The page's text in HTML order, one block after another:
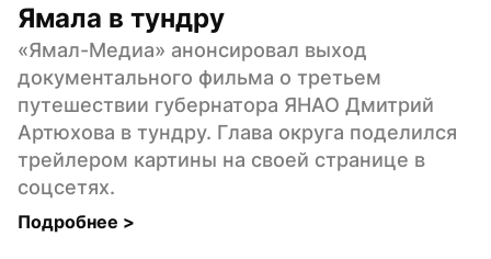
Ямала в тундру
«Ямал-Медиа» анонсировал выход
документального фильма о третьем
путешествии губернатора ЯНАО Дмитрий
Артюхова в тундру. Глава округа поделился
трейлером картины на своей странице в
соцсетях.
Подробнее >